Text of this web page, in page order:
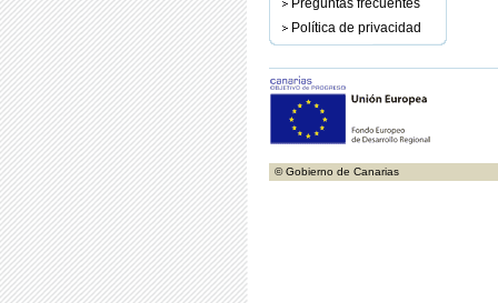
Preguntas frecuentes
Política de privacidad
© Gobierno de Canarias